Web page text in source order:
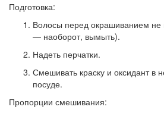
Подготовка:
Волосы перед окрашиванием не
— наоборот, вымыть).
Надеть перчатки.
Смешивать краску и оксидант в
посуде.
Пропорции смешивания: